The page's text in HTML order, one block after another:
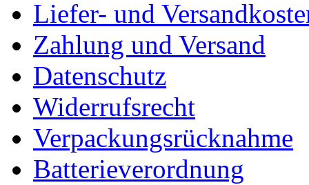
Liefer- und
Zahlung und Versand
Datenschutz
Widerrufsrecht
Verpackungsrücknahme
Batterieverordnung